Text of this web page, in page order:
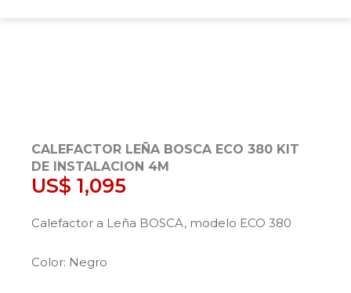
CALEFACTOR LEÑA BOSCA ECO 380 KIT
DE INSTALACION 4M
US$ 1,095
Calefactor a Leña BOSCA, modelo ECO 380
Color: Negro